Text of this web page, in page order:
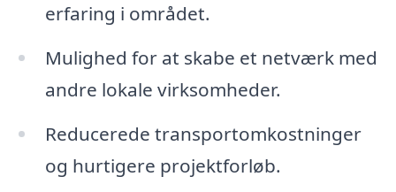
erfaring i området.
Mulighed for at skabe et netværk med
andre lokale virksomheder.
Reducerede transportomkostninger
og hurtigere projektforløb.